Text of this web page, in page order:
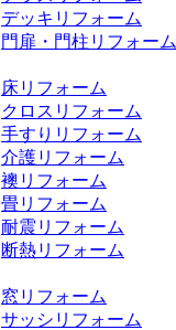
デッキリフォーム
門扉・門柱リフォーム
床リフォーム
クロスリフォーム
手すりリフォーム
介護リフォーム
襖リフォーム
畳リフォーム
耐震リフォーム
断熱リフォーム
窓リフォーム
サッシリフォーム